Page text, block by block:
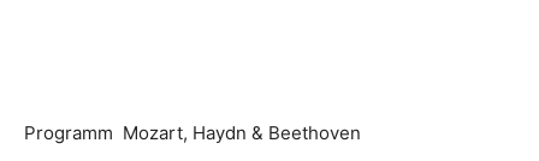
Programm Mozart, Haydn & Beethoven